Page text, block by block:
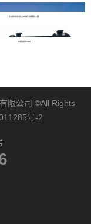
限公司 ©All Rights
号-2